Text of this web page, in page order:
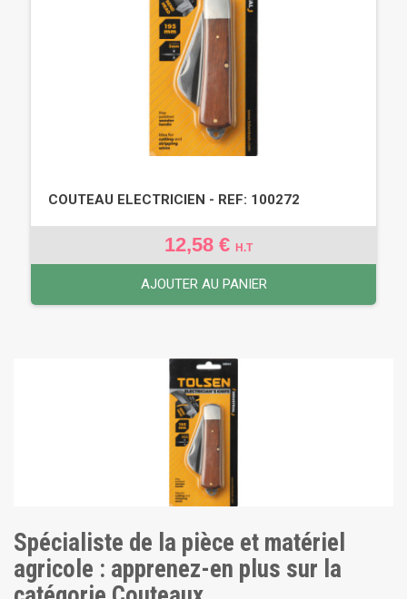
COUTEAU ELECTRICIEN - REF: 100272
12,58 € H.T
AJOUTER AU PANIER
Spécialiste de la pièce et matériel
agricole : apprenez-en plus sur la